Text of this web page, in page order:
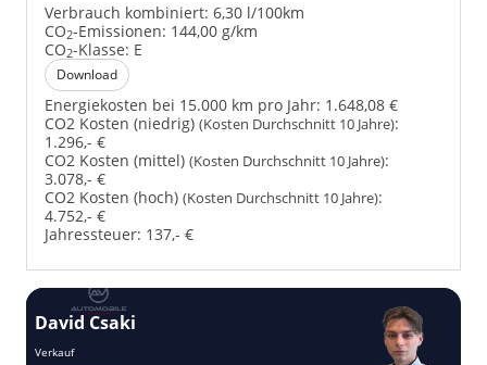
Verbrauch kombiniert: 6,30 l/100km
CO2-Emissionen: 144,00 g/km
CO2-Klasse: E
Download
Energiekosten bei 15.000 km pro Jahr: 1.648,08 €
CO2 Kosten (niedrig) (Kosten Durchschnitt 10 Jahre):
1.296,- €
CO2 Kosten (mittel) (Kosten Durchschnitt 10 Jahre):
3.078,- €
CO2 Kosten (hoch) (Kosten Durchschnitt 10 Jahre):
4.752,- €
Jahressteuer: 137,- €
David Csaki
Verkauf